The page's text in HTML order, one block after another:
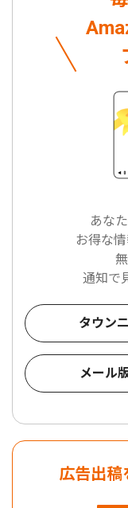
あな
お得な
通知で
タウン
メール
広告出稿